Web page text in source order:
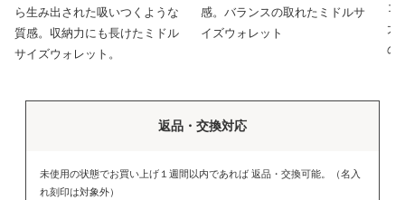
ら生み出された吸いつくような
質感。収納力にも長けたミドル
サイズウォレット。
感。バランスの取れたミドルサ
イズウォレット
コ
大
の
返品・交換対応
未使用の状態でお買い上げ１週間以内であれば 返品・交換可能。（名入
れ刻印は対象外）